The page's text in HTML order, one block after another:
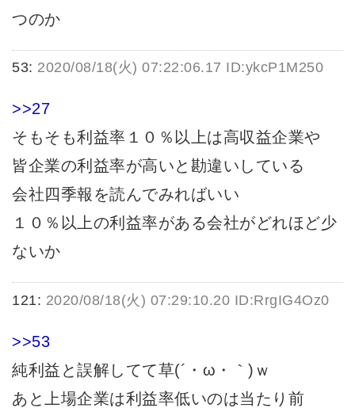
つのか
53: 2020/08/18(火) 07:22:06.17 ID:ykcP1M250
>>27
そもそも利益率１０％以上は高収益企業や
皆企業の利益率が高いと勘違いしている
会社四季報を読んでみればいい
１０％以上の利益率がある会社がどれほど少
ないか
121: 2020/08/18(火) 07:29:10.20 ID:RrgIG4Oz0
>>53
純利益と誤解してて草(´・ω・｀)ｗ
あと上場企業は利益率低いのは当たり前